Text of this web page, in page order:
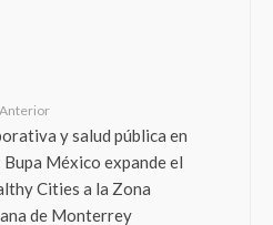
Anterior
y salud pública en
México expande el
Cities a la Zona
de Monterrey